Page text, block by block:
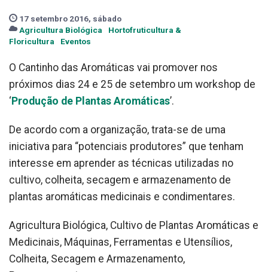
17 setembro 2016, sábado
Agricultura Biológica
Hortofruticultura &
Floricultura
Eventos
O Cantinho das Aromáticas vai promover nos
próximos dias 24 e 25 de setembro um workshop de
‘ Produção de Plantas Aromáticas’.
De acordo com a organização, trata-se de uma
iniciativa para “potenciais produtores” que tenham
interesse em aprender as técnicas utilizadas no
cultivo, colheita, secagem e armazenamento de
plantas aromáticas medicinais e condimentares.
Agricultura Biológica, Cultivo de Plantas Aromáticas e
Medicinais, Máquinas, Ferramentas e Utensílios,
Colheita, Secagem e Armazenamento,